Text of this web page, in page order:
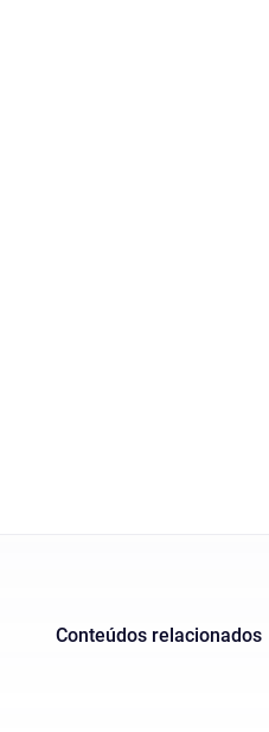
Conteúdos relacionados